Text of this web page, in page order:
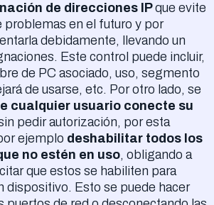
de direcciones IPque evite
problemas en el futuro y por
debidamente, llevando un
Este control puede incluir,
de PC asociado, uso, segmento
de usarse, etc. Por otro lado, se
cualquier usuario conecte su
pedir autorización, por esta
ejemplo deshabilitar todos los
no estén en uso, obligando a
que estos se habiliten para
dispositivo. Esto se puede hacer